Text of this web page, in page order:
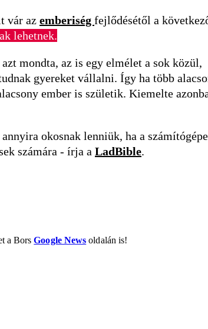
vár az emberiség fejlődésétől a
lehetnek.
mondta, az is egy elmélet a sok közül,
gyereket vállalni. Így ha több
ember is születik. Kiemelte
okosnak lenniük, ha a
számára - írja a LadBible.
a BorsGoogle News oldalán is!